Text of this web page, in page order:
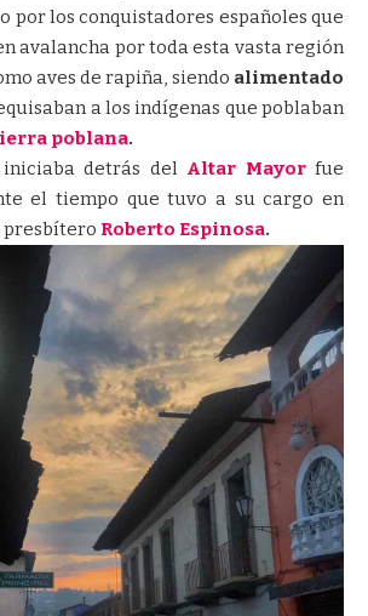
por los conquistadores españoles que
avalancha por toda esta vasta región
aves de rapiña, siendo alimentado
a los indígenas que poblaban
poblana.
iniciaba detrás del Altar Mayorfue
el tiempo que tuvo a su cargo en
presbítero Roberto Espinosa.